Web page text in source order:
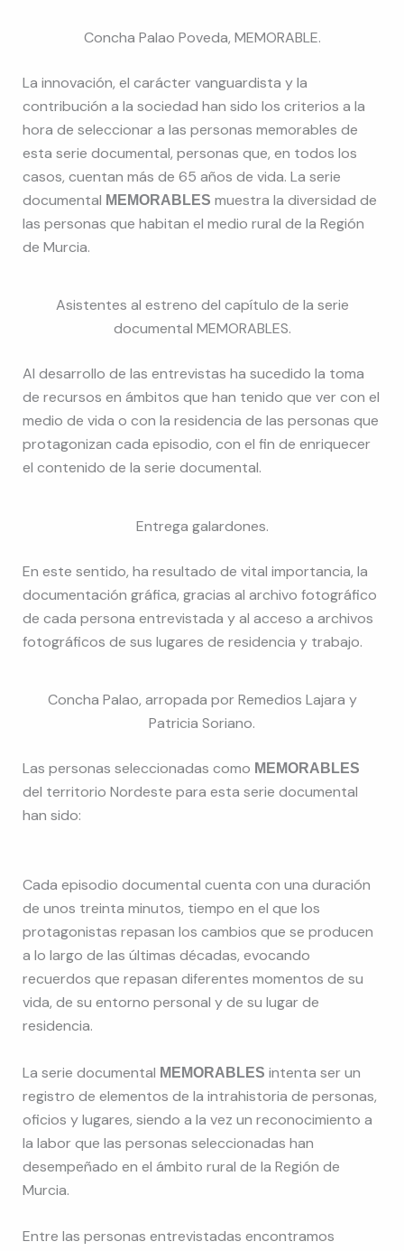
Concha Palao Poveda, MEMORABLE.
La innovación, el carácter vanguardista y la
contribución a la sociedad han sido los criterios a la
hora de seleccionar a las personas memorables de
esta serie documental, personas que, en todos los
casos, cuentan más de 65 años de vida. La serie
documental MEMORABLES muestra la diversidad de
las personas que habitan el medio rural de la Región
de Murcia.
Asistentes al estreno del capítulo de la serie
documental MEMORABLES.
Al desarrollo de las entrevistas ha sucedido la toma
de recursos en ámbitos que han tenido que ver con el
medio de vida o con la residencia de las personas que
protagonizan cada episodio, con el fin de enriquecer
el contenido de la serie documental.
Entrega galardones.
En este sentido, ha resultado de vital importancia, la
documentación gráfica, gracias al archivo fotográfico
de cada persona entrevistada y al acceso a archivos
fotográficos de sus lugares de residencia y trabajo.
Concha Palao, arropada por Remedios Lajara y
Patricia Soriano.
Las personas seleccionadas como MEMORABLES
del territorio Nordeste para esta serie documental
han sido:
Cada episodio documental cuenta con una duración
de unos treinta minutos, tiempo en el que los
protagonistas repasan los cambios que se producen
a lo largo de las últimas décadas, evocando
recuerdos que repasan diferentes momentos de su
vida, de su entorno personal y de su lugar de
residencia.
La serie documental MEMORABLES intenta ser un
registro de elementos de la intrahistoria de personas,
oficios y lugares, siendo a la vez un reconocimiento a
la labor que las personas seleccionadas han
desempeñado en el ámbito rural de la Región de
Murcia.
Entre las personas entrevistadas encontramos